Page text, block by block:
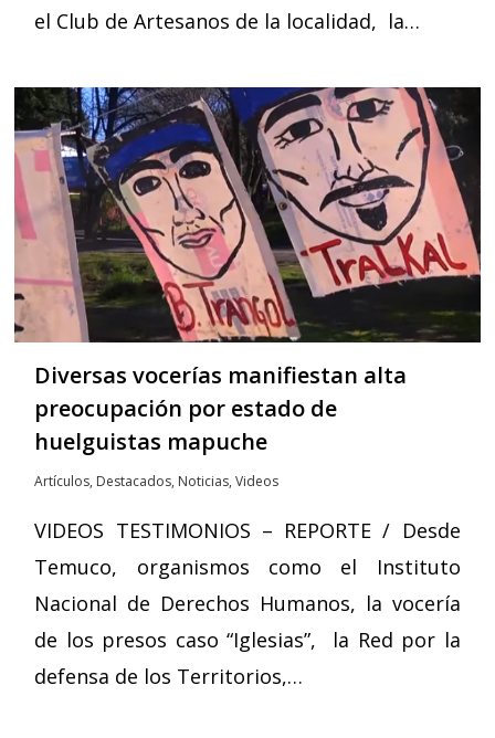
el Club de Artesanos de la localidad, la…
Diversas vocerías manifiestan alta
preocupación por estado de
huelguistas mapuche
Artículos, Destacados, Noticias,Videos
VIDEOS TESTIMONIOS – REPORTE / Desde
Temuco, organismos como el Instituto
Nacional de Derechos Humanos, la vocería
de los presos caso “Iglesias”, la Red por la
defensa de los Territorios,…